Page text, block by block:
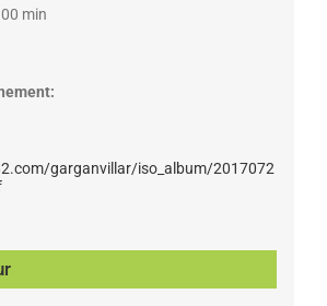
min
garganvillar/iso_album/2017072